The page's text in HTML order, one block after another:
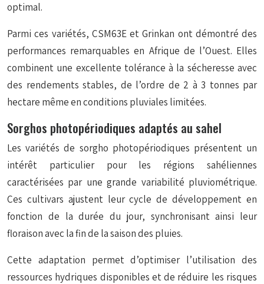
optimal.
Parmi ces variétés, CSM63E et Grinkan ont démontré des
performances remarquables en Afrique de l’Ouest. Elles
combinent une excellente tolérance à la sécheresse avec
des rendements stables, de l’ordre de 2 à 3 tonnes par
hectare même en conditions pluviales limitées.
Sorghos photopériodiques adaptés au sahel
Les variétés de sorgho photopériodiques présentent un
intérêt particulier pour les régions sahéliennes
caractérisées par une grande variabilité pluviométrique.
Ces cultivars ajustent leur cycle de développement en
fonction de la durée du jour, synchronisant ainsi leur
floraison avec la fin de la saison des pluies.
Cette adaptation permet d’optimiser l’utilisation des
ressources hydriques disponibles et de réduire les risques